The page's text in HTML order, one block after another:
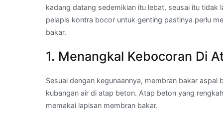
kadang datang sedemikian itu lebat, seusai itu
pelapis kontra bocor untuk genting pastinya perlu
bakar.
1. Menangkal Kebocoran Di
Sesuai dengan kegunaannya, membran bakar
kubangan air di atap beton. Atap beton yang
memakai lapisan membran bakar.